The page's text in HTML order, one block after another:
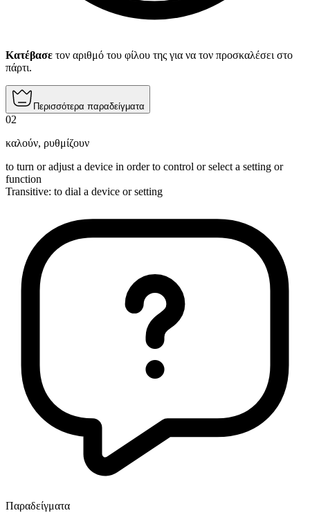
Κατέβασε τον αριθμό του φίλου της για να τον προσκαλέσει στο
πάρτι.
Περισσότερα παραδείγματα
02
καλούν, ρυθμίζουν
to turn or adjust a device in order to control or select a setting or
function
Transitive: to dial a device or setting
Παραδείγματα